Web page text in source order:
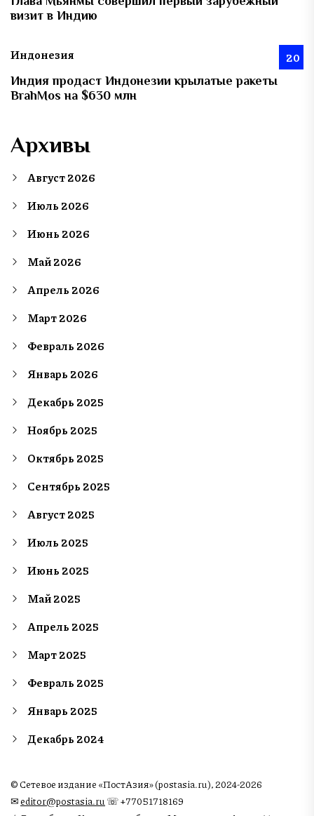
визит в Индию
Индонезия 20
Индия продаст Индонезии крылатые ракеты
BrahMos на $630 млн
Архивы
Август 2026
Июль 2026
Июнь 2026
Май 2026
Апрель 2026
Март 2026
Февраль 2026
Январь 2026
Декабрь 2025
Ноябрь 2025
Октябрь 2025
Сентябрь 2025
Август 2025
Июль 2025
Июнь 2025
Май 2025
Апрель 2025
Март 2025
Февраль 2025
Январь 2025
Декабрь 2024
© Сетевое издание «ПостАзия» (postasia.ru), 2024-2026
✉︎editor@postasia.ru ☏ +77051718169